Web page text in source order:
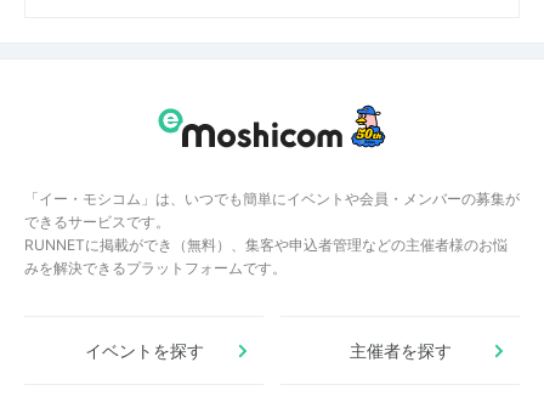
「イー・モシコム」は、いつでも簡単にイベントや会員・メンバーの募集が
できるサービスです。
RUNNETに掲載ができ（無料）、集客や申込者管理などの主催者様のお悩
みを解決できるプラットフォームです。
イベントを探す 主催者を探す